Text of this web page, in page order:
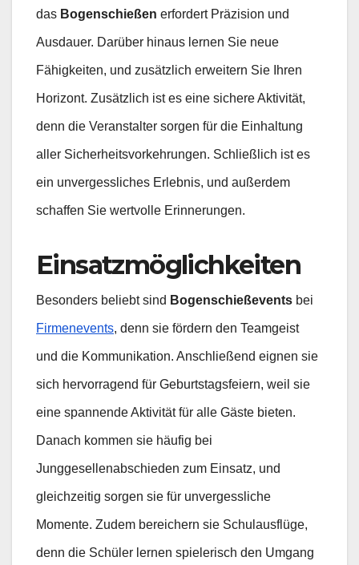
das Bogenschießen erfordert Präzision und
Ausdauer. Darüber hinaus lernen Sie neue
Fähigkeiten, und zusätzlich erweitern Sie Ihren
Horizont. Zusätzlich ist es eine sichere Aktivität,
denn die Veranstalter sorgen für die Einhaltung
aller Sicherheitsvorkehrungen. Schließlich ist es
ein unvergessliches Erlebnis, und außerdem
schaffen Sie wertvolle Erinnerungen.
Einsatzmöglichkeiten
Besonders beliebt sind Bogenschießevents bei
Firmenevents, denn sie fördern den Teamgeist
und die Kommunikation. Anschließend eignen sie
sich hervorragend für Geburtstagsfeiern, weil sie
eine spannende Aktivität für alle Gäste bieten.
Danach kommen sie häufig bei
Junggesellenabschieden zum Einsatz, und
gleichzeitig sorgen sie für unvergessliche
Momente. Zudem bereichern sie Schulausflüge,
denn die Schüler lernen spielerisch den Umgang